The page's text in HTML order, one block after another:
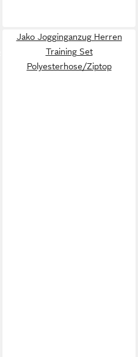
Jako Jogginganzug Herren
Training Set
Polyesterhose/Ziptop